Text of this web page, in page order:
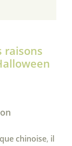
raisons
chinoise, il